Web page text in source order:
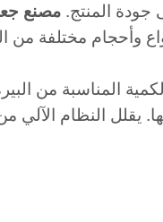
جودة المنتج.مصنع
وأحجام مختلفة من
يقلل النظام الآلي